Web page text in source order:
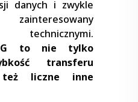
danych i zwykle
to nie tylko
transferu
liczne inne